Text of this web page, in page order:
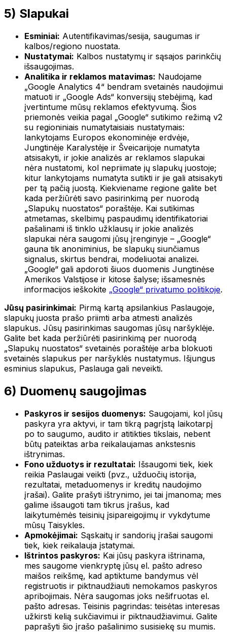
5) Slapukai
Esminiai: Autentifikavimas/sesija, saugumas ir
kalbos/regiono nuostata.
Nustatymai: Kalbos nustatymų ir sąsajos parinkčių
išsaugojimas.
Analitika ir reklamos matavimas: Naudojame
„Google Analytics 4“ bendram svetainės naudojimui
matuoti ir „Google Ads“ konversijų stebėjimą, kad
įvertintume mūsų reklamos efektyvumą. Šios
priemonės veikia pagal „Google“ sutikimo režimą v2
su regioniniais numatytaisiais nustatymais:
lankytojams Europos ekonominėje erdvėje,
Jungtinėje Karalystėje ir Šveicarijoje numatyta
atsisakyti, ir jokie analizės ar reklamos slapukai
nėra nustatomi, kol nepriimate jų slapukų juostoje;
kitur lankytojams numatyta sutikti ir jie gali atsisakyti
per tą pačią juostą. Kiekviename regione galite bet
kada peržiūrėti savo pasirinkimą per nuorodą
„Slapukų nuostatos“ poraštėje. Kai sutikimas
atmetamas, skelbimų paspaudimų identifikatoriai
pašalinami iš tinklo užklausų ir jokie analizės
slapukai nėra saugomi jūsų įrenginyje – „Google“
gauna tik anoniminius, be slapukų siunčiamus
signalus, skirtus bendrai, modeliuotai analizei.
„Google“ gali apdoroti šiuos duomenis Jungtinėse
Amerikos Valstijose ir kitose šalyse; išsamesnės
informacijos ieškokite „Google“ privatumo politikoje.
Jūsų pasirinkimai: Pirmą kartą apsilankius Paslaugoje,
slapukų juosta prašo priimti arba atmesti analizės
slapukus. Jūsų pasirinkimas saugomas jūsų naršyklėje.
Galite bet kada peržiūrėti pasirinkimą per nuorodą
„Slapukų nuostatos“ svetainės poraštėje arba blokuoti
svetainės slapukus per naršyklės nustatymus. Išjungus
esminius slapukus, Paslauga gali neveikti.
6) Duomenų saugojimas
Paskyros ir sesijos duomenys: Saugojami, kol jūsų
paskyra yra aktyvi, ir tam tikrą pagrįstą laikotarpį
po to saugumo, audito ir atitikties tikslais, nebent
būtų pateiktas arba reikalaujamas ankstesnis
ištrynimas.
Fono užduotys ir rezultatai: Išsaugomi tiek, kiek
reikia Paslaugai veikti (pvz., užduočių istorija,
rezultatai, metaduomenys ir kreditų naudojimo
įrašai). Galite prašyti ištrynimo, jei tai įmanoma; mes
galime išsaugoti tam tikrus įrašus, kad
laikytumėmės teisinių įsipareigojimų ir vykdytume
mūsų Taisykles.
Apmokėjimai: Sąskaitų ir sandorių įrašai saugomi
tiek, kiek reikalauja įstatymai.
Ištrintos paskyros: Kai jūsų paskyra ištrinama,
mes saugome vienkryptę jūsų el. pašto adreso
maišos reikšmę, kad aptiktume bandymus vėl
registruotis ir piktnaudžiauti nemokamos paskyros
apribojimais. Nėra saugomas joks nešifruotas el.
pašto adresas. Teisinis pagrindas: teisėtas interesas
užkirsti kelią sukčiavimui ir piktnaudžiavimui. Galite
paprašyti šio įrašo pašalinimo susisiekę su mumis.